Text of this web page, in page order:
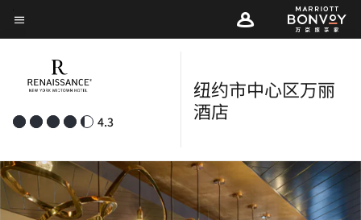
Skip
to
content
菜单文本
4.3
纽约市中心区万丽
酒店